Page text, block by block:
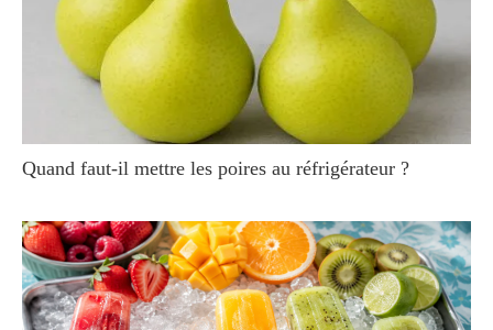
Quand faut-il mettre les poires au réfrigérateur ?